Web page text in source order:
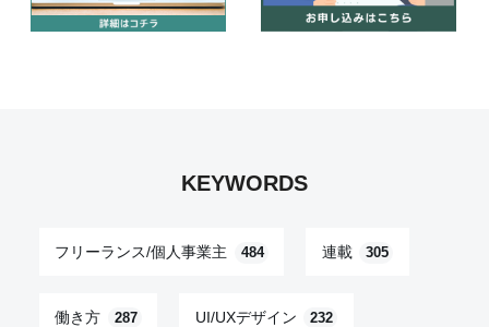
KEYWORDS
フリーランス/個人事業主 484 連載 305
働き方 287 UI/UXデザイン 232